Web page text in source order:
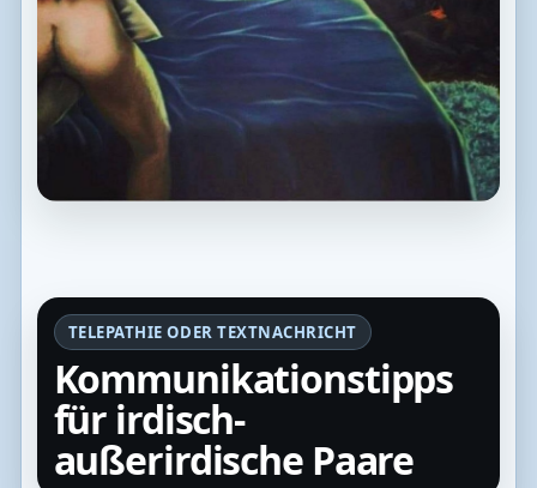
TELEPATHIE ODER TEXTNACHRICHT
Kommunikationstipps
für irdisch-
außerirdische Paare